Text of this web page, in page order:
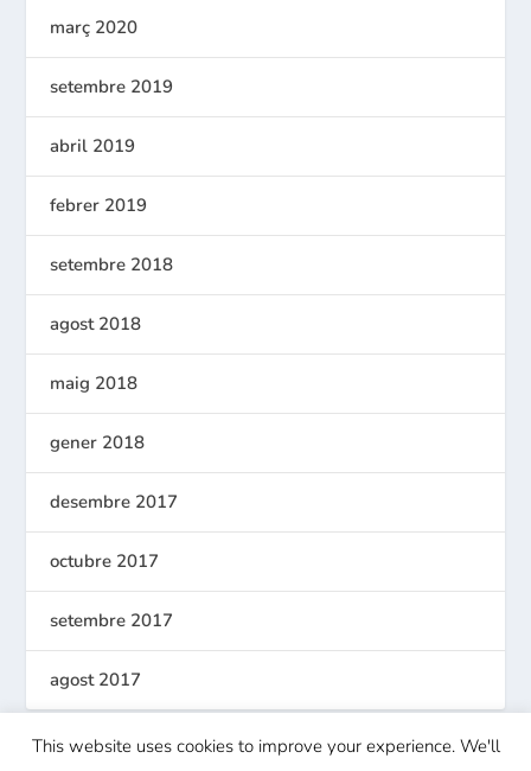
març 2020
setembre 2019
abril 2019
febrer 2019
setembre 2018
agost 2018
maig 2018
gener 2018
desembre 2017
octubre 2017
setembre 2017
agost 2017
This website uses cookies to improve your experience. We'll